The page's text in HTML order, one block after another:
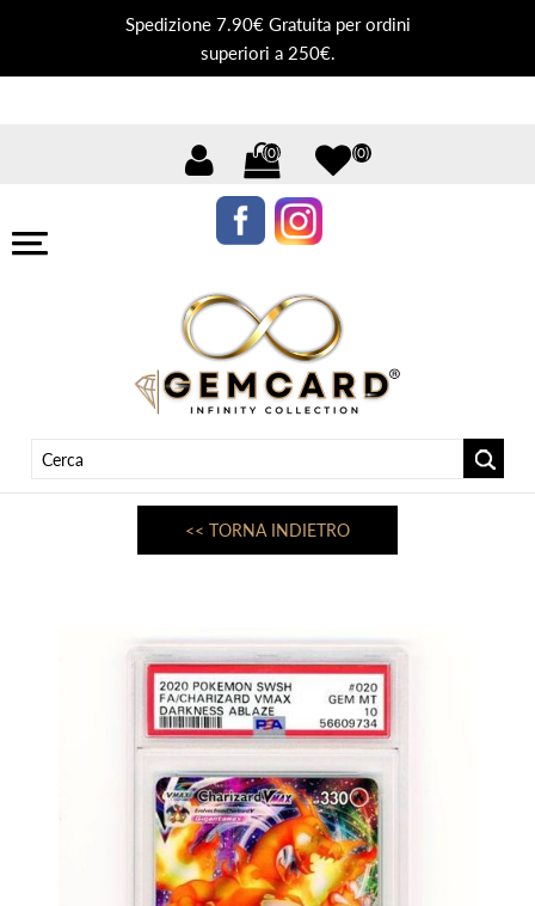
Spedizione 7.90€ Gratuita per ordini
superiori a 250€.
(0) (0)
<< TORNA INDIETRO